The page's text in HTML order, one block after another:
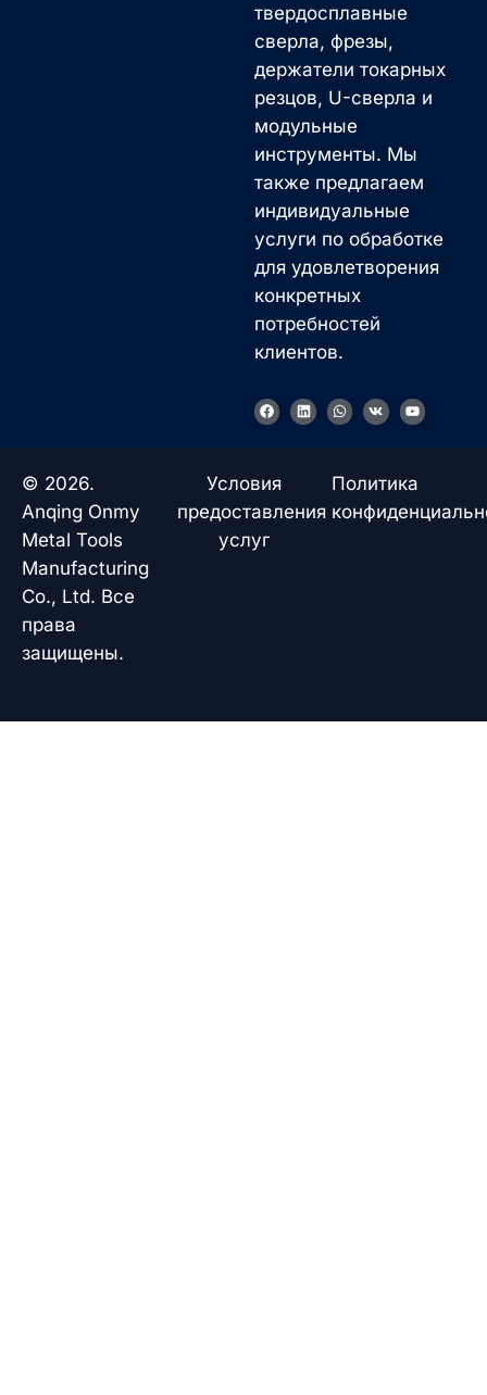
твердосплавные
сверла, фрезы,
держатели токарных
резцов, U-сверла и
модульные
инструменты. Мы
также предлагаем
индивидуальные
услуги по обработке
для удовлетворения
конкретных
потребностей
клиентов.
F
a
o
L
i
W
h
a
p
V
k
Y
o
e
© 2026.
Anqing Onmy
Metal Tools
Manufacturing
Co., Ltd. Все
права
защищены.
Условия
предоставления
услуг
Политика